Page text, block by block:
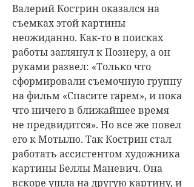
Валерий Кострин оказался на
съемках этой картины
неожиданно. Как-то в поисках
работы заглянул к Познеру, а он
руками развел: «Только что
сформировали съемочную группу
на фильм «Спасите гарем», и пока
что ничего в ближайшее время
не предвидится». Но все же повел
его к Мотылю. Так Кострин стал
работать ассистентом художника
картины Беллы Маневич. Она
вскоре ушла на другую картину, и